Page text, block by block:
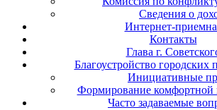
Сведения о
Интернет-
Контакты
Глава г.
Благоустройство городских
Инициативные
Формирование комфортной
Часто задаваемые